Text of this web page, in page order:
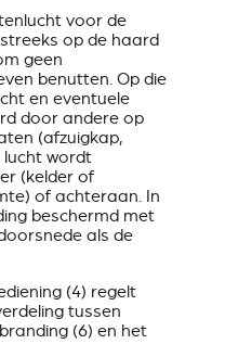
voor de
op de haard
geen
benutten. Op die
en eventuele
door andere op
(afzuigkap,
lucht wordt
(kelder of
of achteraan. In
beschermd met
als de
(4) regelt
tussen
(6) en het